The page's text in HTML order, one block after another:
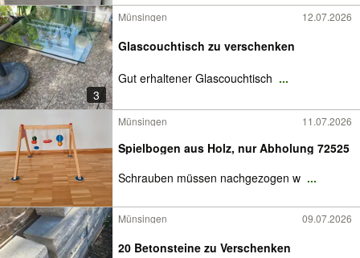
3
Münsingen 12.07.2026
Glascouchtisch zu verschenken
Gut erhaltener Glascouchtisch ...
Münsingen 11.07.2026
Spielbogen aus Holz, nur Abholung 72525
Schrauben müssen nachgezogen w ...
Münsingen 09.07.2026
20 Betonsteine zu Verschenken